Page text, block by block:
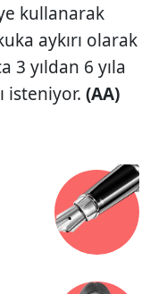
kullanarak
aykırı olarak
3 yıldan 6 yıla
isteniyor. (AA)